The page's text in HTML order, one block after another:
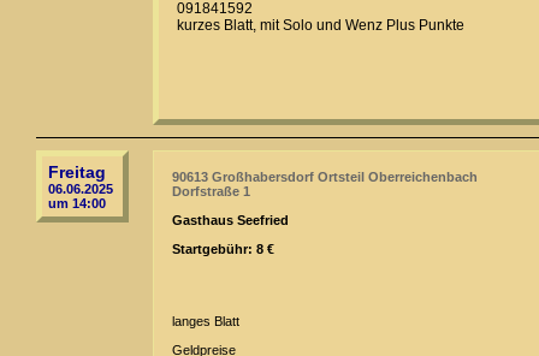
091841592
kurzes Blatt, mit Solo und Wenz Plus Punkte
Freitag
06.06.2025
um 14:00
90613 Großhabersdorf Ortsteil Oberreichenbach
Dorfstraße 1
Gasthaus Seefried
Startgebühr: 8 €
langes Blatt
Geldpreise